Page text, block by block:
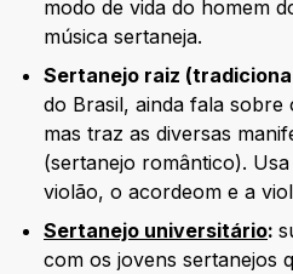
modo de vida do homem
música sertaneja.
Sertanejo raiz
do Brasil, ainda fala sobre
mas traz as diversas
(sertanejo romântico).
violão, o acordeom e a
Sertanejo universitário:
com os jovens sertanejos